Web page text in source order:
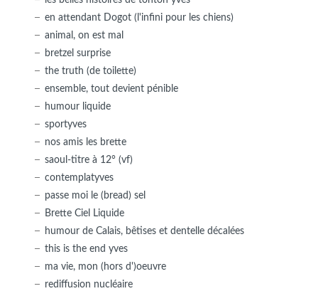
en attendant Dogot (l'infini pour les chiens)
animal, on est mal
bretzel surprise
the truth (de toilette)
ensemble, tout devient pénible
humour liquide
sportyves
nos amis les brette
saoul-titre à 12° (vf)
contemplatyves
passe moi le (bread) sel
Brette Ciel Liquide
humour de Calais, bêtises et dentelle décalées
this is the end yves
ma vie, mon (hors d')oeuvre
rediffusion nucléaire